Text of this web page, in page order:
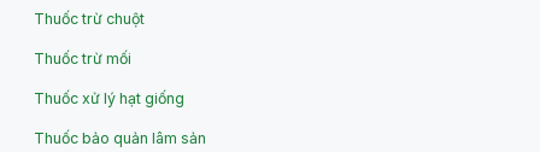
Thuốc trừ chuột
Thuốc trừ mối
Thuốc xử lý hạt giống
Thuốc bảo quản lâm sản